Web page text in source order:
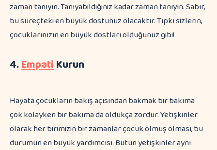
zaman tanıyın. Tanıyabildiğiniz kadar zaman tanıyın. Sabır,
bu süreçteki en büyük dostunuz olacaktır. Tıpkı sizlerin,
çocuklarınızın en büyük dostları olduğunuz gibi!
4.EmpatiKurun
Hayata çocukların bakış açısından bakmak bir bakıma
çok kolayken bir bakıma da oldukça zordur. Yetişkinler
olarak her birimizin bir zamanlar çocuk olmuş olması, bu
durumun en büyük yardımcısı. Bütün yetişkinler aynı